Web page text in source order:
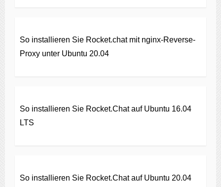
So installieren Sie Rocket.chat mit nginx-Reverse-
Proxy unter Ubuntu 20.04
So installieren Sie Rocket.Chat auf Ubuntu 16.04
LTS
So installieren Sie Rocket.Chat auf Ubuntu 20.04